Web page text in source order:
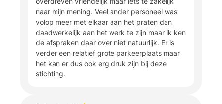
naar mijn mening. Veel ander personeel was
volop meer met elkaar aan het praten dan
daadwerkelijk aan het werk te zijn maar ik ken
de afspraken daar over niet natuurlijk. Er is
verder een relatief grote parkeerplaats maar
het kan er dus ook erg druk zijn bij deze
stichting.